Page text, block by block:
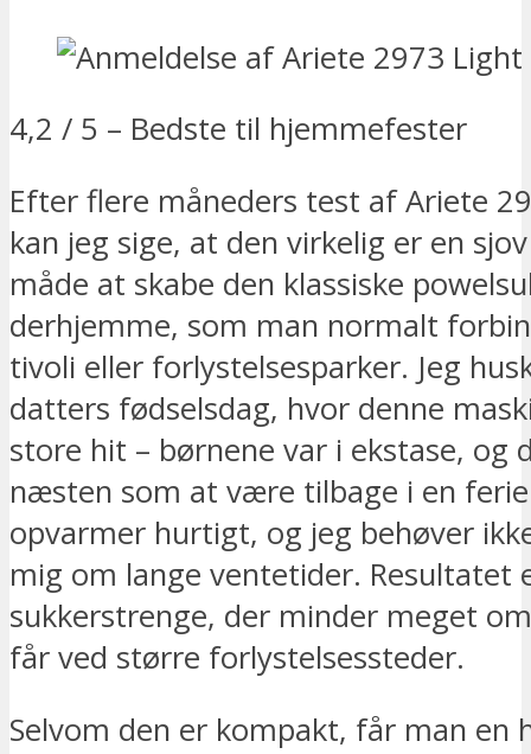
4,2 / 5 – Bedste til hjemmefester
Efter flere måneders test af Ariete
kan jeg sige, at den virkelig er en
måde at skabe den klassiske
derhjemme, som man normalt
tivoli eller forlystelsesparker. Jeg
datters fødselsdag, hvor denne
store hit – børnene var i ekstase, og
næsten som at være tilbage i en
opvarmer hurtigt, og jeg behøver
mig om lange ventetider. Resultatet
sukkerstrenge, der minder meget
får ved større forlystelsessteder.
Selvom den er kompakt, får man en